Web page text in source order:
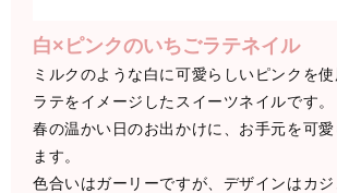
白×ピンクのいちごラテネイル
ミルクのような白に可愛らしいピンクを
ラテをイメージしたスイーツネイルです。
春の温かい日のお出かけに、お手元を可
ます。
色合いはガーリーですが、デザインはカ